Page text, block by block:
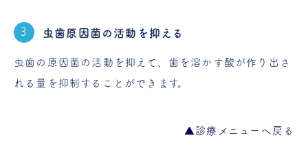
虫歯原因菌の活動を抑える
虫歯の原因菌の活動を抑えて、歯を溶かす酸が作り出さ
れる量を抑制することができます。
▲診療メニューへ戻る